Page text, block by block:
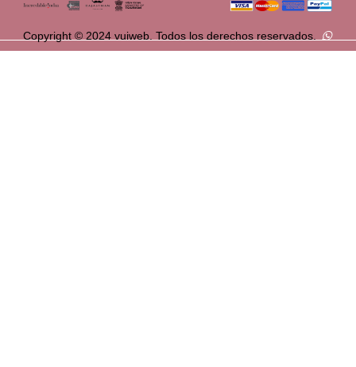
Copyright © 2024 vuiweb. Todos los derechos reservados.